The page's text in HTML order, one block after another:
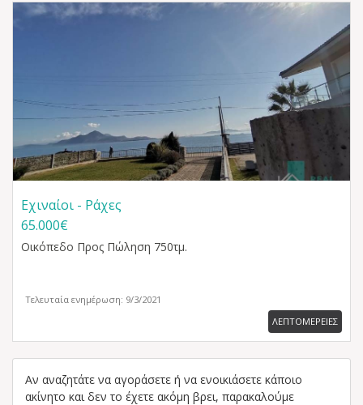
Εχιναίοι - Ράχες
65.000€
Οικόπεδο Προς Πώληση 750τμ.
Τελευταία ενημέρωση: 9/3/2021
ΛΕΠΤΟΜΕΡΕΙΕΣ
Αν αναζητάτε να αγοράσετε ή να ενοικιάσετε κάποιο
ακίνητο και δεν το έχετε ακόμη βρει, παρακαλούμε